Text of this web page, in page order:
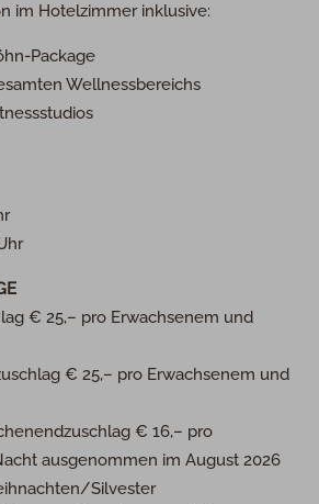
im Hotelzimmer inklusive:
Package
Wellnessbereichs
€ 25,– pro Erwachsenem und
€ 25,– pro Erwachsenem und
€ 16,– pro
ausgenommen im August 2026
Silvester